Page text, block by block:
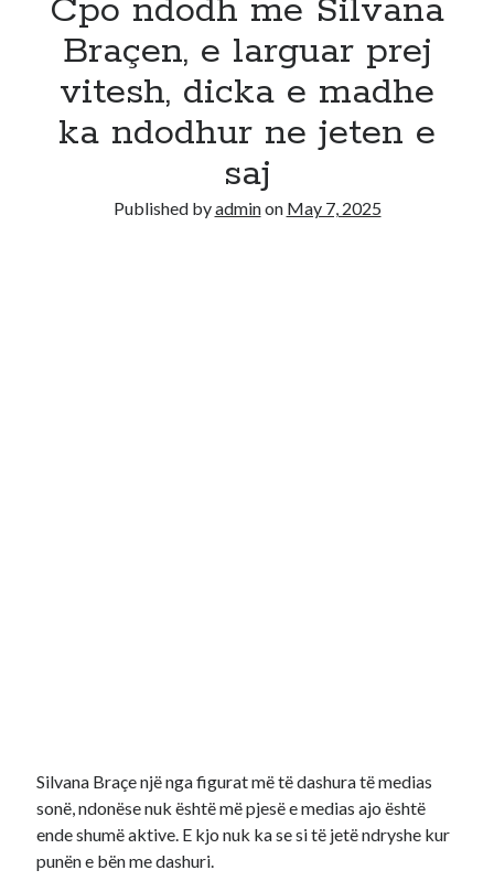
Cpo ndodh me Silvana
Braçen, e larguar prej
vitesh, dicka e madhe
ka ndodhur ne jeten e
saj
Published byadminon May 7, 2025
Silvana Braçe një nga figurat më të dashura të medias
sonë, ndonëse nuk është më pjesë e medias ajo është
ende shumë aktive. E kjo nuk ka se si të jetë ndryshe kur
punën e bën me dashuri.